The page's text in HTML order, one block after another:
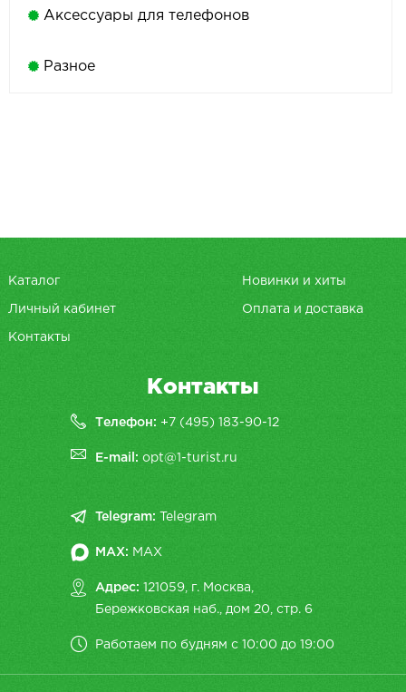
Аксессуары для телефонов
Разное
Каталог Новинки и хиты
Личный кабинет Оплата и доставка
Контакты
Контакты
Телефон: +7 (495) 183-90-12
E-mail:opt@1-turist.ru
Telegram: Telegram
MAX: MAX
Адрес: 121059, г. Москва,
Бережковская наб., дом 20, cтр. 6
Работаем по будням с 10:00 до 19:00